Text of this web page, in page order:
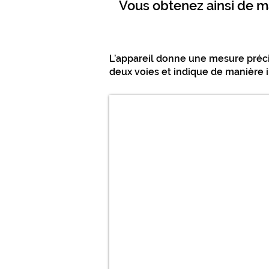
Vous obtenez ainsi de
L’appareil donne une mesure
deux voies et indique de